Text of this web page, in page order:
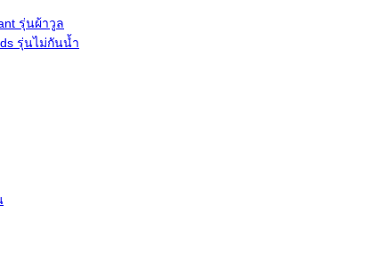
รุ่นผ้าวูล
รุ่นไม่กันน้ำ